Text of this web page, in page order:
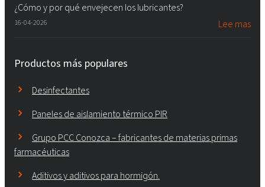
¿Cómo y por qué envejecen los lubricantes?
16-04-2026 Lee mas
Productos más populares
Desinfectantes
Paneles de aislamiento térmico PIR
Grupo PCC Conozca – fabricantes de materias primas
farmacéuticas
Aditivos y aditivos para hormigón.